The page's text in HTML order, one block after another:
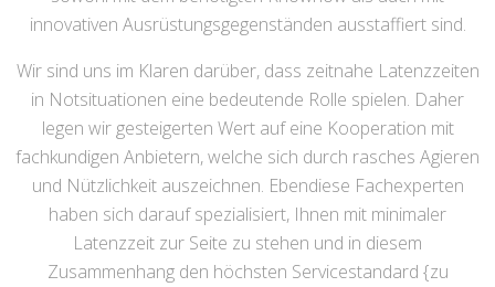
innovativen Ausrüstungsgegenständen ausstaffiert sind.
Wir sind uns im Klaren darüber, dass zeitnahe Latenzzeiten
in Notsituationen eine bedeutende Rolle spielen. Daher
legen wir gesteigerten Wert auf eine Kooperation mit
fachkundigen Anbietern, welche sich durch rasches Agieren
und Nützlichkeit auszeichnen. Ebendiese Fachexperten
haben sich darauf spezialisiert, Ihnen mit minimaler
Latenzzeit zur Seite zu stehen und in diesem
Zusammenhang den höchsten Servicestandard {zu